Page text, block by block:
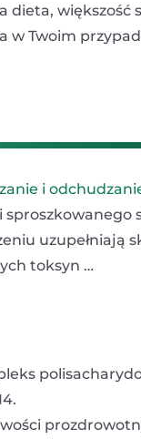
większość
w Twoim
i
uzupełniają
toksyn …